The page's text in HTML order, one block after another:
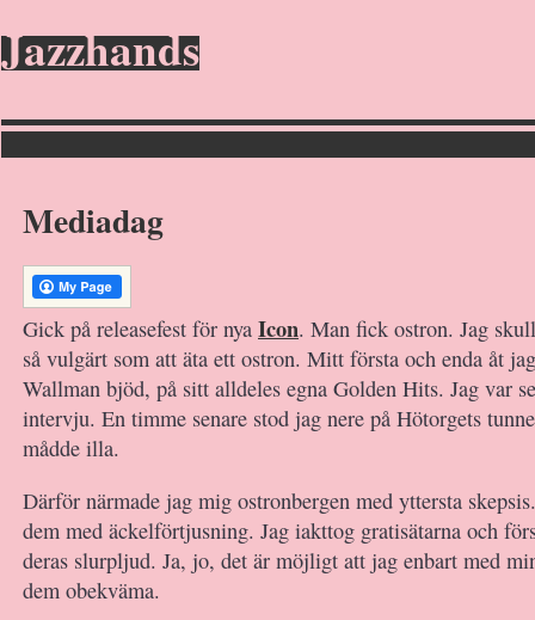
Jazzhands
Mediadag
Gick på releasefest för nya Icon. Man fick ostron. Jag
så vulgärt som att äta ett ostron. Mitt första och enda åt
Wallman bjöd, på sitt alldeles egna Golden Hits. Jag var
intervju. En timme senare stod jag nere på Hötorgets
mådde illa.
Därför närmade jag mig ostronbergen med yttersta
dem med äckelförtjusning. Jag iakttog gratisätarna och
deras slurpljud. Ja, jo, det är möjligt att jag enbart med
dem obekväma.